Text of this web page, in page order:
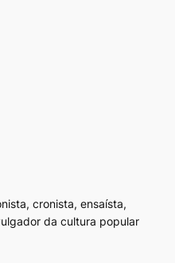
cronista, ensaísta,
da cultura popular